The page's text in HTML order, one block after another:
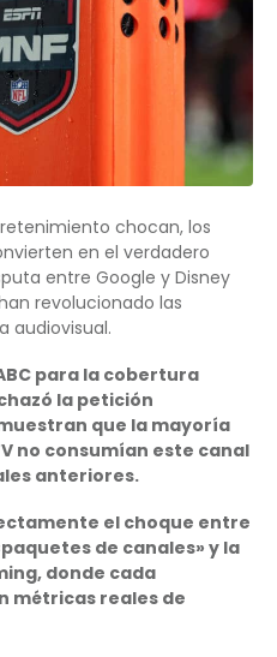
chocan, los
en el verdadero
entre Google y Disney
revolucionado las
audiovisual.
para la cobertura
la petición
que la mayoría
no consumían este canal
anteriores.
el choque entre
de canales» y la
donde cada
métricas reales de